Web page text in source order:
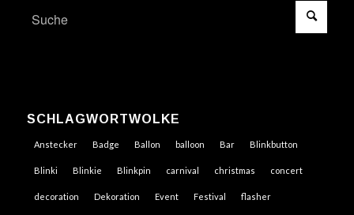
SCHLAGWORTWOLKE
Anstecker Badge Ballon balloon Bar Blinkbutton
Blinki Blinkie Blinkpin carnival christmas concert
decoration Dekoration Event Festival flasher